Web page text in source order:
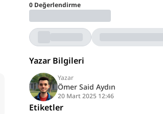
0 Değerlendirme
Yazar Bilgileri
Yazar
Ömer Said Aydın
20 Mart 2025 12:46
Etiketler